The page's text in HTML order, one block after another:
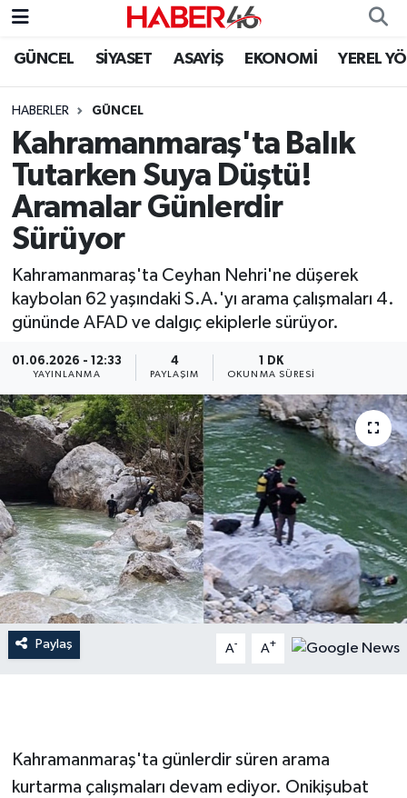
GÜNCEL SİYASET ASAYİŞ EKONOMİ YEREL
HABERLER GÜNCEL
Kahramanmaraş'ta Balık
Tutarken Suya Düştü!
Aramalar Günlerdir
Sürüyor
Kahramanmaraş'ta Ceyhan Nehri'ne düşerek
kaybolan 62 yaşındaki S.A.'yı arama çalışmaları 4.
gününde AFAD ve dalgıç ekiplerle sürüyor.
01.06.2026 - 12:33
YAYINLANMA
4
PAYLAŞIM
1 DK
OKUNMA SÜRESI
Paylaş A- A+
Kahramanmaraş'ta günlerdir süren arama
kurtarma çalışmaları devam ediyor. Onikişubat
GÜNCEL
SİYASET
EKONOMİ
SPOR
YAŞAM
TEKNOLOJİ
EĞİTİM
İLÇE HABERLERİ
KÜLTÜR-SANAT
KSÜ
DÜNYA
ROPORTAJ
YEREL YÖNETİM
Nöbetçi Eczaneler
Hava Durumu
Kahramanmaraş Namaz Vakitleri
Trafik Durumu
Süper Lig Puan Durumu ve Fikstür
Tüm Manşetler
Haber Arşivi